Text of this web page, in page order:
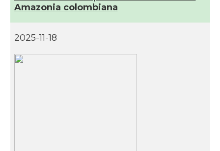
Consolat Consolat general a Salvador
Amazonia colombiana
2025-11-18